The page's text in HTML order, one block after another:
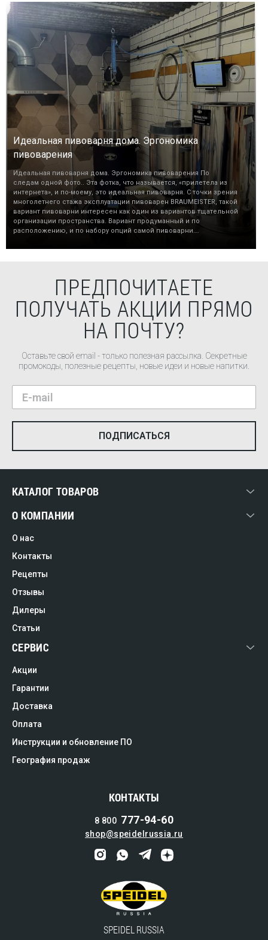
Идеальная пивоварня дома. Эргономика
пивоварения
Идеальная пивоварня дома. Эргономика пивоварения По
следам одной фото.. Эта фотка, что называется, «прилетела из
интернета», и по-моему, это идеальная пивоварня. С точки зрения
многолетнего стажа эксплуатации пивоварен BRAUMEISTER, такой
вариант пивоварни интересен как один из вариантов тщательной
организации пространства. Вариант продуманный и по
расположению, и по набору опций самой пивоварни….
ПРЕДПОЧИТАЕТЕ
ПОЛУЧАТЬ АКЦИИ ПРЯМО
НА ПОЧТУ?
Оставьте свой email - только полезная рассылка. Секретные
промокоды, полезные рецепты, новые идеи и новые напитки.
КАТАЛОГ ТОВАРОВ
О КОМПАНИИ
О нас
Контакты
Рецепты
Отзывы
Дилеры
Статьи
СЕРВИС
Акции
Гарантии
Доставка
Оплата
Инструкции и обновление ПО
География продаж
КОНТАКТЫ
8 800 777-94-60
shop@speidelrussia.ru
SPEIDEL RUSSIA